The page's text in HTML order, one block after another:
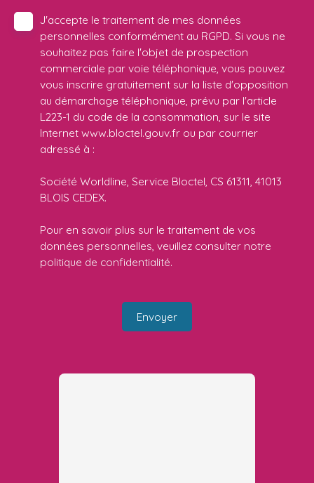
J'accepte le traitement de mes données
personnelles conformément au RGPD. Si vous ne
souhaitez pas faire l'objet de prospection
commerciale par voie téléphonique, vous pouvez
vous inscrire gratuitement sur la liste d'opposition
au démarchage téléphonique, prévu par l'article
L223-1 du code de la consommation, sur le site
Internet www.bloctel.gouv.fr ou par courrier
adressé à :
Société Worldline, Service Bloctel, CS 61311, 41013
BLOIS CEDEX.
Pour en savoir plus sur le traitement de vos
données personnelles, veuillez consulter notre
politique de confidentialité.
Envoyer